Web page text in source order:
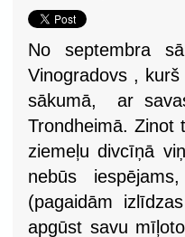
No septembra
Vinogradovs ,
sākumā, ar
Trondheimā. Zinot
ziemeļu divcīņā
nebūs
(pagaidām
apgūst savu